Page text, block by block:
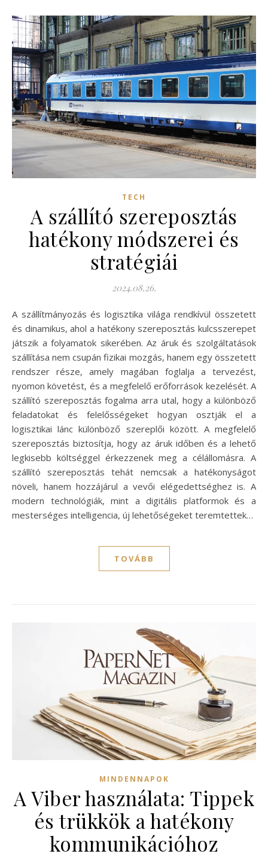
TECH
A szállító szereposztás
hatékony módszerei és
stratégiái
2024.08.26.
A szállítmányozás és logisztika világa rendkívül összetett
és dinamikus, ahol a hatékony szereposztás kulcsszerepet
játszik a folyamatok sikerében. Az áruk és szolgáltatások
szállítása nem csupán fizikai mozgás, hanem egy összetett
rendszer része, amely magában foglalja a tervezést,
nyomon követést, és a megfelelő erőforrások kezelését. A
szállító szereposztás fogalma arra utal, hogy a különböző
feladatokat és felelősségeket hogyan osztják el a
logisztikai lánc különböző szereplői között. A megfelelő
szereposztás biztosítja, hogy az áruk időben és a lehető
legkisebb költséggel érkezzenek meg a célállomásra. A
szállító szereposztás tehát nemcsak a hatékonyságot
növeli, hanem hozzájárul a vevői elégedettséghez is. A
modern technológiák, mint a digitális platformok és a
mesterséges intelligencia, új lehetőségeket teremtettek…
TOVÁBB
MINDENNAPOK
A Viber használata: Tippek
és trükkök a hatékony
kommunikációhoz